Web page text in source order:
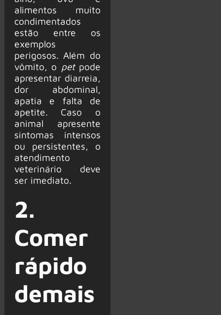
alimentos muito
condimentados
estão entre os
exemplos
perigosos. Além do
vômito, o petpode
apresentar diarreia,
dor abdominal,
apatia e falta de
apetite. Caso o
animal apresente
sintomas intensos
ou persistentes, o
atendimento
veterinário deve
ser imediato.
2.
Comer
rápido
demais